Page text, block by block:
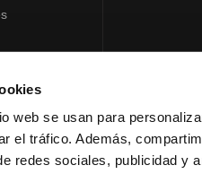
web se usan para
el tráfico. Además,
redes sociales, publicidad y